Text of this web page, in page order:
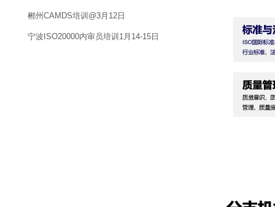
郴州CAMDS培训@3月12日
宁波ISO20000内审员培训1月14-15日